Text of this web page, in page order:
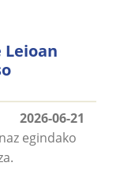
2026-06-21
egindako